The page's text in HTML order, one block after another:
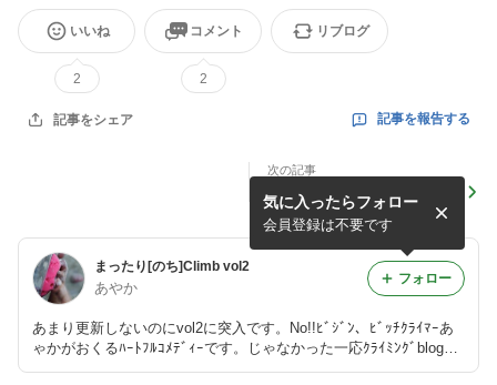
いいね
2
コメント
2
リブログ
記事をシェア 記事を報告する
次の記事
やまぐちこくたい
まったり[のち]Climb vol2
あやか
あまり更新しないのにvol2に突入です。No!!ﾋﾞｼﾞﾝ、ﾋﾞｯﾁｸﾗｲﾏｰあ
ゃかがおくるﾊｰﾄﾌﾙｺﾒﾃﾞｨｰです。じゃなかった一応ｸﾗｲﾐﾝｸﾞblogで
気に入ったらフォロー
会員登録は不要です
フォロー